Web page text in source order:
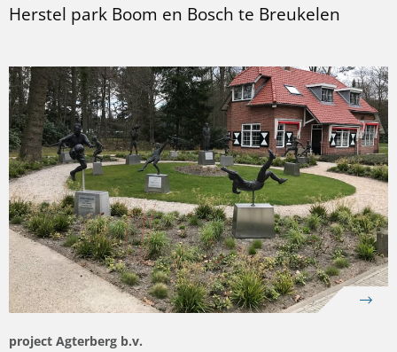
Herstel park Boom en Bosch te Breukelen
project Agterberg b.v.